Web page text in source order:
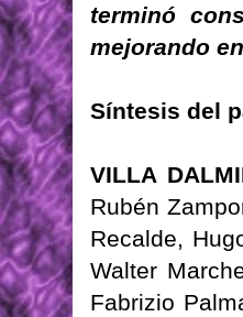
terminó
mejorando
Síntesis del
VILLA
Rubén
Recalde,
Walter
Fabrizio